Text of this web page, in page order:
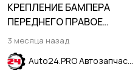
КРЕПЛЕНИЕ БАМПЕРА
ПЕРЕДНЕГО ПРАВОЕ
HYUNDAI SOLARIS 2011-
2017
3 месяца назад
Auto24.PRO Автозапчасти